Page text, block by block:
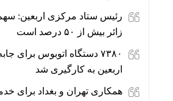
رئیس ستاد مرکزی اربعین:
زائر بیش از ۵۰ درصد است
۷۳۸۰ دستگاه اتوبوس برای
اربعین به‌ کارگیری شد
همکاری تهران و بغداد برای